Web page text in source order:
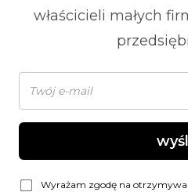
właścicieli małych
Wyrażam zgodę na